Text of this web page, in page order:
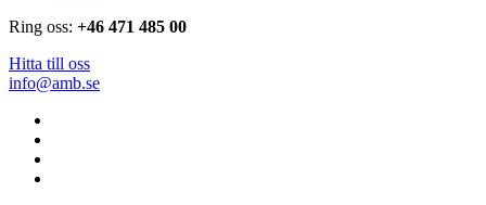
Ring oss: +46 471 485 00
Hitta till oss
info@amb.se